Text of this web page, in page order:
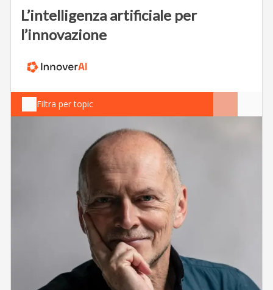
L’intelligenza artificiale per
l’innovazione
Filtra per topic